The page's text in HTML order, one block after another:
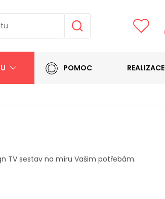
POMOC REALIZACE
TV sestav na míru Vašim potřebám.